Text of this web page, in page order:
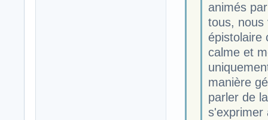
animés
tous, nous
épistolaire
calme et
manière
parler de
s'exprimer